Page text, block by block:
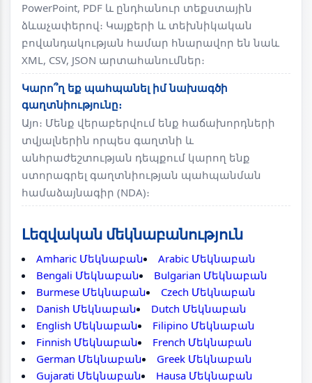
PowerPoint, PDF և ընդհանուր տեքստային
ձևաչափերով։ Կայքերի և տեխնիկական
բովանդակության համար հնարավոր են նաև
XML, CSV, JSON արտահանումներ։
Կարո՞ղ եք պահպանել իմ նախագծի
գաղտնիությունը։
Այո։ Մենք վերաբերվում ենք հաճախորդների
տվյալներին որպես գաղտնի և
անհրաժեշտության դեպքում կարող ենք
ստորագրել գաղտնիության պահպանման
համաձայնագիր (NDA)։
Լեզվական մեկնաբանություն
Amharic Մեկնաբան
Arabic Մեկնաբան
Bengali Մեկնաբան
Bulgarian Մեկնաբան
Burmese Մեկնաբան
Czech Մեկնաբան
Danish Մեկնաբան
Dutch Մեկնաբան
English Մեկնաբան
Filipino Մեկնաբան
Finnish Մեկնաբան
French Մեկնաբան
German Մեկնաբան
Greek Մեկնաբան
Gujarati Մեկնաբան
Hausa Մեկնաբան